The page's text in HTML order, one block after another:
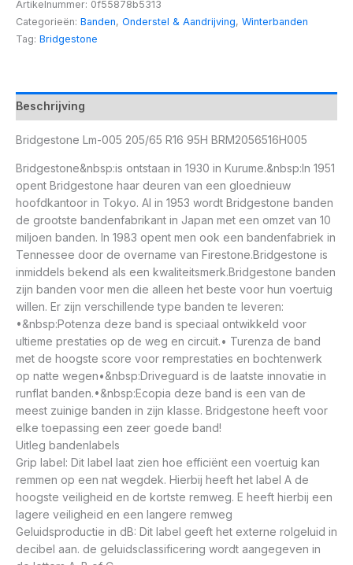
Artikelnummer: 0f55878b5313
Categorieën: Banden, Onderstel & Aandrijving, Winterbanden
Tag: Bridgestone
Beschrijving
Bridgestone Lm-005 205/65 R16 95H BRM2056516H005
Bridgestone&nbsp:is ontstaan in 1930 in Kurume.&nbsp:In 1951
opent Bridgestone haar deuren van een gloednieuw
hoofdkantoor in Tokyo. Al in 1953 wordt Bridgestone banden
de grootste bandenfabrikant in Japan met een omzet van 10
miljoen banden. In 1983 opent men ook een bandenfabriek in
Tennessee door de overname van Firestone.Bridgestone is
inmiddels bekend als een kwaliteitsmerk.Bridgestone banden
zijn banden voor men die alleen het beste voor hun voertuig
willen. Er zijn verschillende type banden te leveren:
•&nbsp:Potenza deze band is speciaal ontwikkeld voor
ultieme prestaties op de weg en circuit.• Turenza de band
met de hoogste score voor remprestaties en bochtenwerk
op natte wegen•&nbsp:Driveguard is de laatste innovatie in
runflat banden.•&nbsp:Ecopia deze band is een van de
meest zuinige banden in zijn klasse. Bridgestone heeft voor
elke toepassing een zeer goede band!
Uitleg bandenlabels
Grip label: Dit label laat zien hoe efficiënt een voertuig kan
remmen op een nat wegdek. Hierbij heeft het label A de
hoogste veiligheid en de kortste remweg. E heeft hierbij een
lagere veiligheid en een langere remweg
Geluidsproductie in dB: Dit label geeft het externe rolgeluid in
decibel aan. de geluidsclassificering wordt aangegeven in